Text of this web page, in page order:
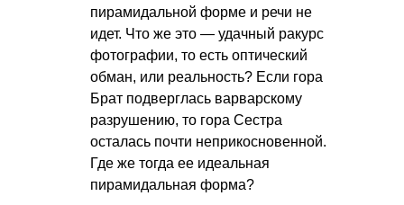
пирамидальной форме и речи не
идет. Что же это — удачный ракурс
фотографии, то есть оптический
обман, или реальность? Если гора
Брат подверглась варварскому
разрушению, то гора Сестра
осталась почти неприкосновенной.
Где же тогда ее идеальная
пирамидальная форма?